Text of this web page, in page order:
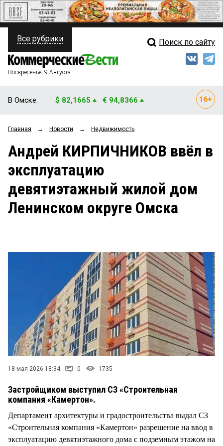
ПОЛИТИКА
ФИНАНСЫ
ОБЩЕСТВО
ЗАКОН
НОВОСТИ КОМПАНИЙ
Свежий выпуск
Мнения
Рейтинги
Архив
Все рубрики Поиск по сайту
Воскресенье, 9 Августа
В Омске: $ 82,1665 € 94,8366
Главная → Новости → Недвижимость
Андрей КИРПИЧНИКОВ ввёл в
эксплуатацию
девятиэтажный жилой дом
Ленинском округе Омска
18 мая 2026 18:34 0 1735
Застройщиком выступил СЗ «Строительная
компания «Камертон».
Департамент архитектуры и градостроительства выдал СЗ
«Строительная компания «Камертон» разрешение на ввод в
эксплуатацию девятиэтажного дома с подземным этажом на